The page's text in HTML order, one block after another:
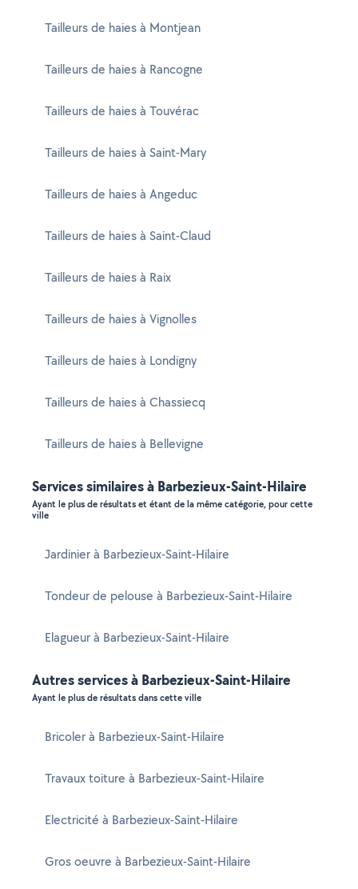
Tailleurs de haies à Montjean
Tailleurs de haies à Rancogne
Tailleurs de haies à Touvérac
Tailleurs de haies à Saint-Mary
Tailleurs de haies à Angeduc
Tailleurs de haies à Saint-Claud
Tailleurs de haies à Raix
Tailleurs de haies à Vignolles
Tailleurs de haies à Londigny
Tailleurs de haies à Chassiecq
Tailleurs de haies à Bellevigne
Services similaires à Barbezieux-Saint-Hilaire
Ayant le plus de résultats et étant de la même catégorie, pour cette
ville
Jardinier à Barbezieux-Saint-Hilaire
Tondeur de pelouse à Barbezieux-Saint-Hilaire
Elagueur à Barbezieux-Saint-Hilaire
Autres services à Barbezieux-Saint-Hilaire
Ayant le plus de résultats dans cette ville
Bricoler à Barbezieux-Saint-Hilaire
Travaux toiture à Barbezieux-Saint-Hilaire
Electricité à Barbezieux-Saint-Hilaire
Gros oeuvre à Barbezieux-Saint-Hilaire